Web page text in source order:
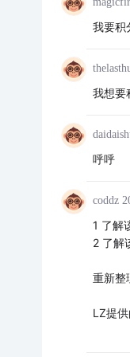
我要积
我想要
呼呼
coddz
1 了解
2 了解
重新整
LZ提